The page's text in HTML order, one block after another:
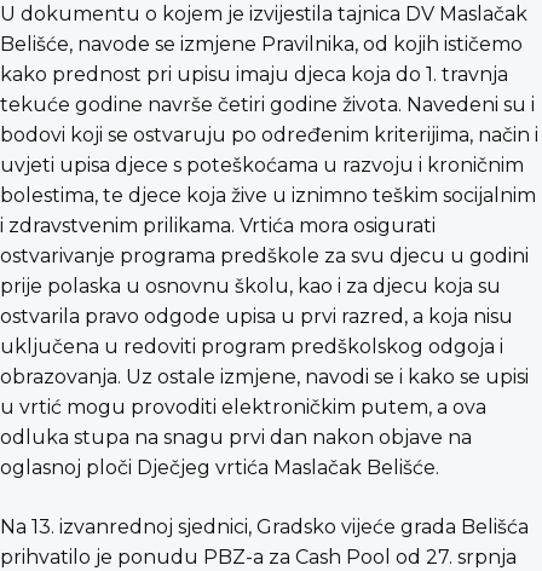
U dokumentu o kojem je izvijestila tajnica DV Maslačak
Belišće, navode se izmjene Pravilnika, od kojih ističemo
kako prednost pri upisu imaju djeca koja do 1. travnja
tekuće godine navrše četiri godine života. Navedeni su i
bodovi koji se ostvaruju po određenim kriterijima, način i
uvjeti upisa djece s poteškoćama u razvoju i kroničnim
bolestima, te djece koja žive u iznimno teškim socijalnim
i zdravstvenim prilikama. Vrtića mora osigurati
ostvarivanje programa predškole za svu djecu u godini
prije polaska u osnovnu školu, kao i za djecu koja su
ostvarila pravo odgode upisa u prvi razred, a koja nisu
uključena u redoviti program predškolskog odgoja i
obrazovanja. Uz ostale izmjene, navodi se i kako se upisi
u vrtić mogu provoditi elektroničkim putem, a ova
odluka stupa na snagu prvi dan nakon objave na
oglasnoj ploči Dječjeg vrtića Maslačak Belišće.
Na 13. izvanrednoj sjednici, Gradsko vijeće grada Belišća
prihvatilo je ponudu PBZ-a za Cash Pool od 27. srpnja